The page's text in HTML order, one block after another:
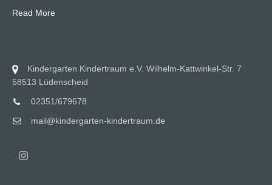
Read More
Kindergarten Kindertraum e.V. Wilhelm-Kattwinkel-Str. 7
58513 Lüdenscheid
02351/679678
mail@kindergarten-kindertraum.de